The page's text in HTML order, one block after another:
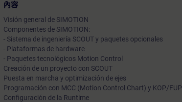
內容
Visión general de SIMOTION
Componentes de SIMOTION:
- Sistema de ingeniería SCOUT y paquetes opcionales
- Plataformas de hardware
- Paquetes tecnológicos Motion Control
Creación de un proyecto con SCOUT
Puesta en marcha y optimización de ejes
Programación con MCC (Motion Control Chart) y KOP/FUP
Configuración de la Runtime